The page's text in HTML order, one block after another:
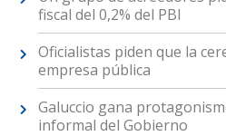
fiscal del 0,2% del PBI
Oficialistas piden que la
empresa pública
Galuccio gana
informal del Gobierno